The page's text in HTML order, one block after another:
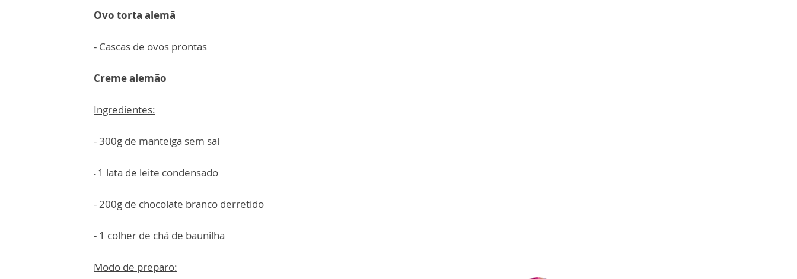
Ovo torta alemã
- Cascas de ovos prontas
Creme alemão
Ingredientes:
- 300g de manteiga sem sal
- 1 lata de leite condensado
- 200g de chocolate branco derretido
- 1 colher de chá de baunilha
Modo de preparo: